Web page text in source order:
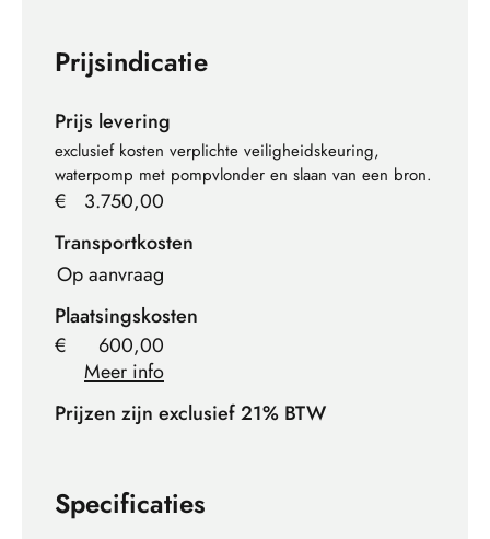
Prijsindicatie
Prijs levering
exclusief kosten verplichte veiligheidskeuring,
waterpomp met pompvlonder en slaan van een bron.
€
3.750,00
Transportkosten
Op aanvraag
Plaatsingskosten
€
600,00
Meer info
Prijzen zijn exclusief 21% BTW
Specificaties